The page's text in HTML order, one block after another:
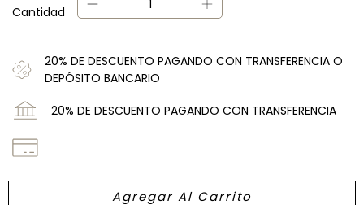
Cantidad
20% DE DESCUENTO PAGANDO CON TRANSFERENCIA O
DEPÓSITO BANCARIO
20% DE DESCUENTO PAGANDO CON TRANSFERENCIA